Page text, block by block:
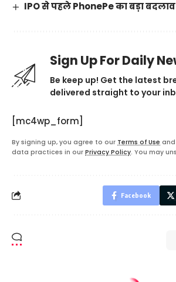
IPO से पहले PhonePe का बड़ा बदलाव
Sign Up For Daily
Be keep up! Get the latest
delivered straight to your
[mc4wp_form]
By signing up, you agree to our Terms of Use
data practices in our Privacy Policy. You may
Facebook